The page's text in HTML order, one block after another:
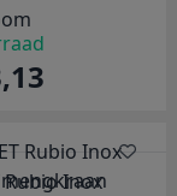
Rubio Inox